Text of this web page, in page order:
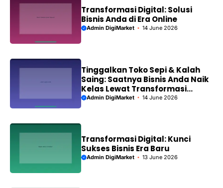
Transformasi Digital: Solusi
Bisnis Anda di Era Online
Admin DigiMarket 14 June 2026
Tinggalkan Toko Sepi & Kalah
Saing: Saatnya Bisnis Anda Naik
Kelas Lewat Transformasi
Digital!
Admin DigiMarket 14 June 2026
Transformasi Digital: Kunci
Sukses Bisnis Era Baru
Admin DigiMarket 13 June 2026